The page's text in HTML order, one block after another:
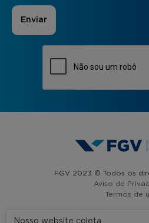
FGV 2023 © Todos os
Aviso de
Termos de
Nosso website coleta